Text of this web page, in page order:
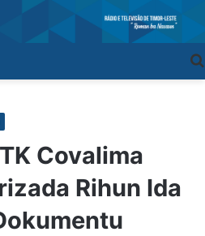
Covalima
Rihun Ida